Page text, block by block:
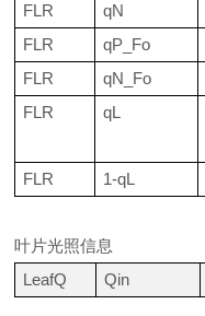
FLR
qN
FLR
qP_Fo
FLR
qN_Fo
FLR
qL
FLR
1-qL
叶片光照信息
LeafQ
Qin